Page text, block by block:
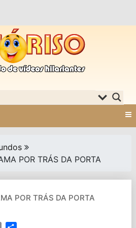
POR TRÁS DA PORTA
POR TRÁS DA PORTA